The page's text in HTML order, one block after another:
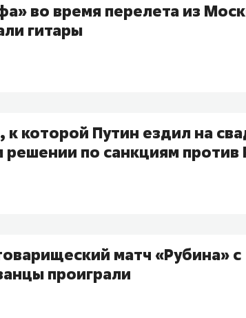
во время перелета из
гитары
которой Путин ездил на
решении по санкциям
матч «Рубина» с
проиграли